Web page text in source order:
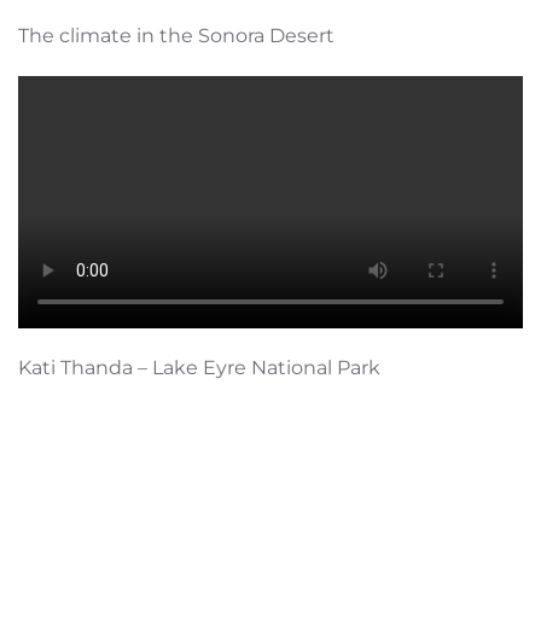
The climate in the Sonora Desert
Kati Thanda – Lake Eyre National Park